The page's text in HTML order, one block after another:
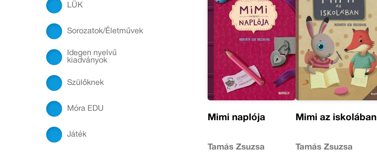
LÜK
Sorozatok/Életművek
Idegen nyelvű
kiadványok
Szülőknek
Móra EDU
Játék
Mimi naplója
Tamás Zsuzsa
Mimi az iskolában
Tamás Zsuzsa